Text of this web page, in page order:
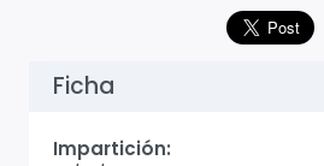
Ficha
Impartición: